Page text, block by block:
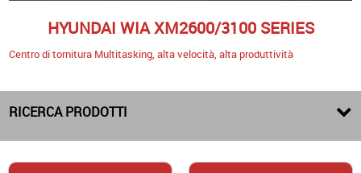
HYUNDAI WIA XM2600/3100 SERIES
Centro di tornitura Multitasking, alta velocità, alta produttività
RICERCA PRODOTTI